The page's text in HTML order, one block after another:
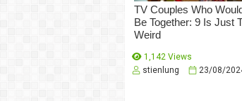
1,142 Views
stienlung
23/08/